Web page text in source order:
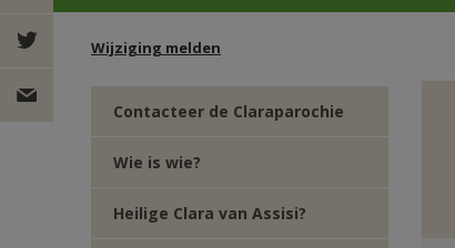
Wijziging melden
DEEL OP
FACEBOOK
DEEL OP Contacteer de Claraparochie
Wie is wie?
Heilige Clara van Assisi?